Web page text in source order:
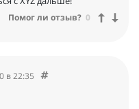
Помог ли отзыв? 0
в 22:35